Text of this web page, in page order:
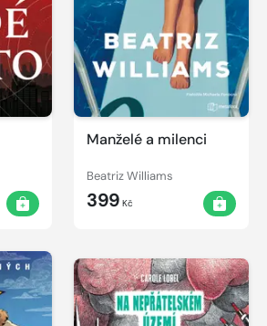
Manželé a milenci
Beatriz Williams
399 Kč